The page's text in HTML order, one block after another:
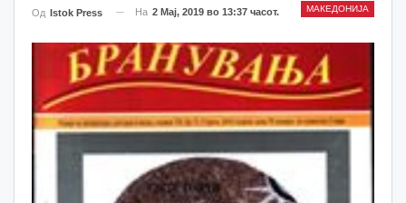
МАКЕДОНИЈА
Од Istok Press На 2 Мај, 2019 во 13:37 часот.